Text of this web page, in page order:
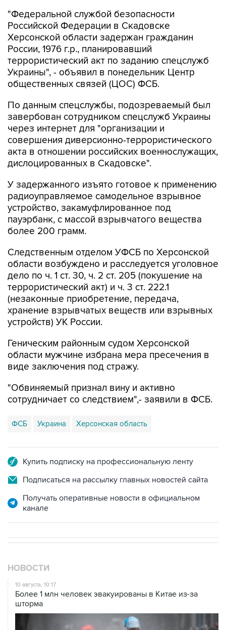
"Федеральной службой безопасности
Российской Федерации в Скадовске
Херсонской области задержан гражданин
России, 1976 г.р., планировавший
террористический акт по заданию спецслужб
Украины", - объявил в понедельник Центр
общественных связей (ЦОС) ФСБ.
По данным спецслужбы, подозреваемый был
завербован сотрудником спецслужб Украины
через интернет для "организации и
совершения диверсионно-террористического
акта в отношении российских военнослужащих,
дислоцированных в Скадовске".
У задержанного изъято готовое к применению
радиоуправляемое самодельное взрывное
устройство, закамуфлированное под
пауэрбанк, с массой взрывчатого вещества
более 200 грамм.
Следственным отделом УФСБ по Херсонской
области возбуждено и расследуется уголовное
дело по ч. 1 ст. 30, ч. 2 ст. 205 (покушение на
террористический акт) и ч. 3 ст. 222.1
(незаконные приобретение, передача,
хранение взрывчатых веществ или взрывных
устройств) УК России.
Геническим районным судом Херсонской
области мужчине избрана мера пресечения в
виде заключения под стражу.
"Обвиняемый признал вину и активно
сотрудничает со следствием",- заявили в ФСБ.
ФСБ Украина Херсонская область
Купить подписку на профессиональную ленту
Подписаться на рассылку главных новостей сайта
Получать оперативные новости в официальном
канале
НОВОСТИ
10 августа, 10:17
Более 1 млн человек эвакуированы в Китае из-за
шторма